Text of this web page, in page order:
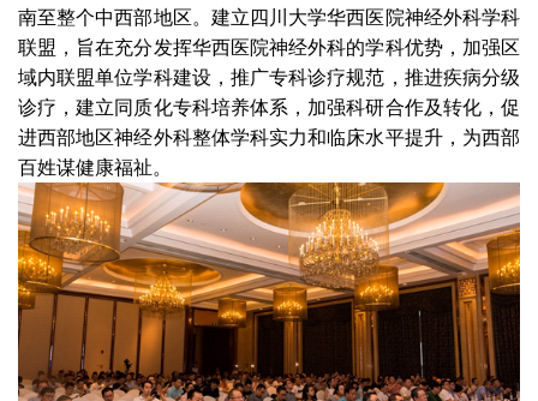
南至整个中西部地区。建立四川大学华西医院神经外科学科
联盟，旨在充分发挥华西医院神经外科的学科优势，加强区
域内联盟单位学科建设，推广专科诊疗规范，推进疾病分级
诊疗，建立同质化专科培养体系，加强科研合作及转化，促
进西部地区神经外科整体学科实力和临床水平提升，为西部
百姓谋健康福祉。